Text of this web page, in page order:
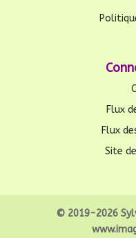
Flux
Flux
Site
© 2019-2026